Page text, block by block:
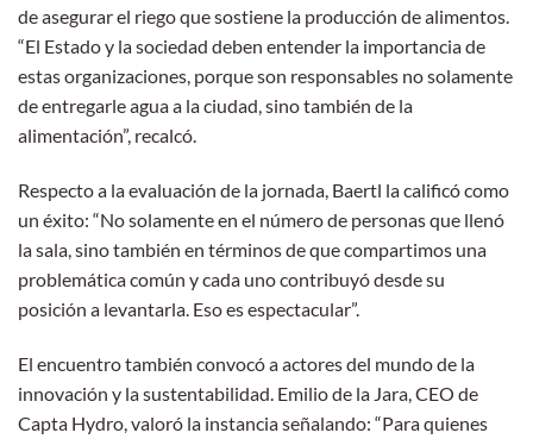
de asegurar el riego que sostiene la producción de alimentos.
“El Estado y la sociedad deben entender la importancia de
estas organizaciones, porque son responsables no solamente
de entregarle agua a la ciudad, sino también de la
alimentación”, recalcó.
Respecto a la evaluación de la jornada, Baertl la calificó como
un éxito: “No solamente en el número de personas que llenó
la sala, sino también en términos de que compartimos una
problemática común y cada uno contribuyó desde su
posición a levantarla. Eso es espectacular”.
El encuentro también convocó a actores del mundo de la
innovación y la sustentabilidad. Emilio de la Jara, CEO de
Capta Hydro, valoró la instancia señalando: “Para quienes